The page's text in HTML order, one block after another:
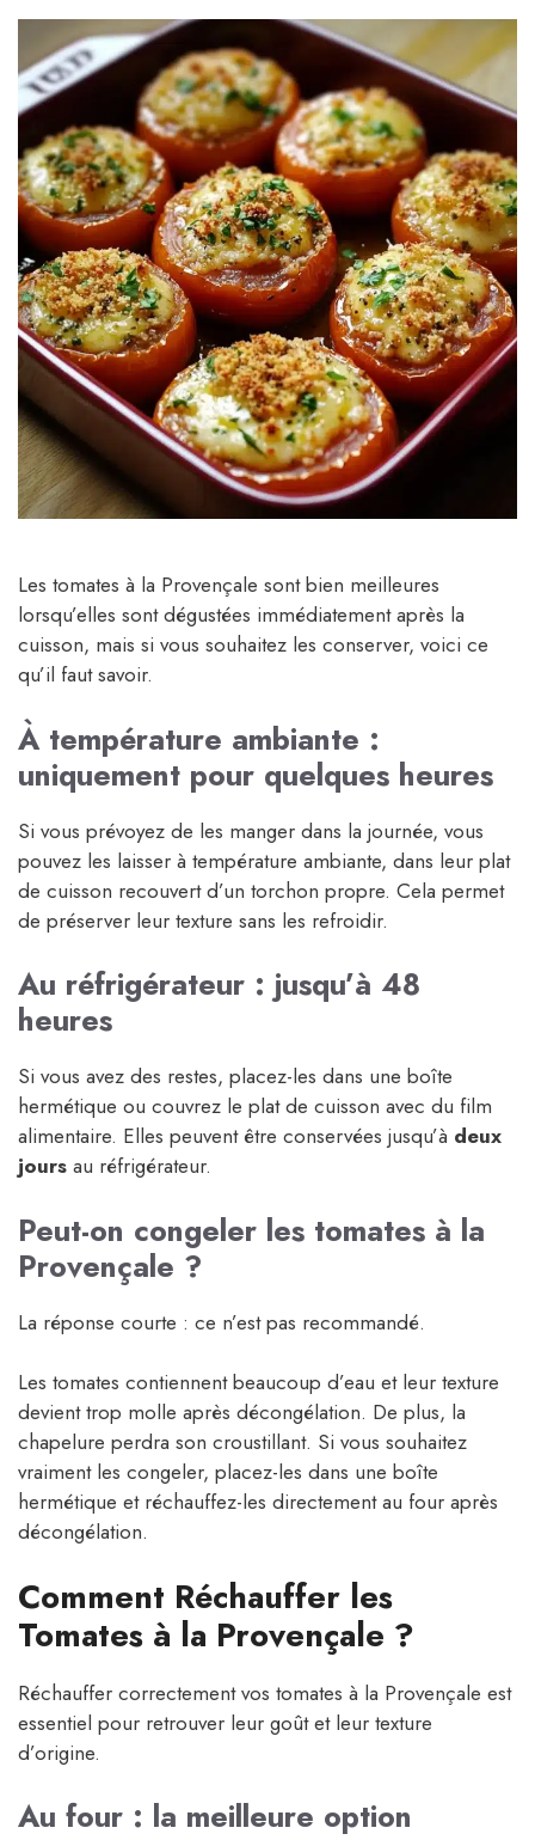
Les tomates à la Provençale sont bien meilleures
lorsqu’elles sont dégustées immédiatement après la
cuisson, mais si vous souhaitez les conserver, voici ce
qu’il faut savoir.
À température ambiante :
uniquement pour quelques heures
Si vous prévoyez de les manger dans la journée, vous
pouvez les laisser à température ambiante, dans leur plat
de cuisson recouvert d’un torchon propre. Cela permet
de préserver leur texture sans les refroidir.
Au réfrigérateur : jusqu’à 48
heures
Si vous avez des restes, placez-les dans une boîte
hermétique ou couvrez le plat de cuisson avec du film
alimentaire. Elles peuvent être conservées jusqu’à deux
jours au réfrigérateur.
Peut-on congeler les tomates à la
Provençale ?
La réponse courte : ce n’est pas recommandé.
Les tomates contiennent beaucoup d’eau et leur texture
devient trop molle après décongélation. De plus, la
chapelure perdra son croustillant. Si vous souhaitez
vraiment les congeler, placez-les dans une boîte
hermétique et réchauffez-les directement au four après
décongélation.
Comment Réchauffer les
Tomates à la Provençale ?
Réchauffer correctement vos tomates à la Provençale est
essentiel pour retrouver leur goût et leur texture
d’origine.
Au four : la meilleure option